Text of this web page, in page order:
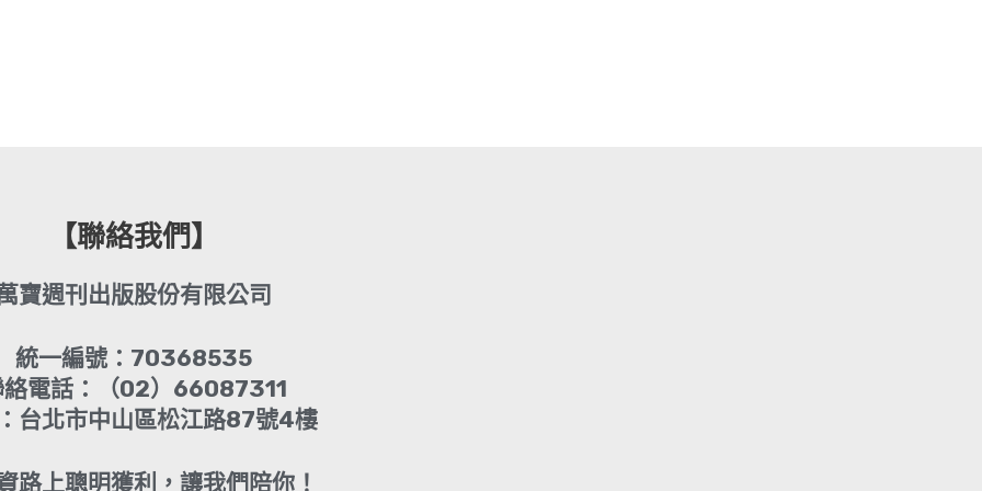
【聯絡我們】
寶週刊出版股份有限公司
統一編號：70368535
絡電話：（02）66087311
台北市中山區松江路87號4樓
路上聰明獲利，讓我們陪你！